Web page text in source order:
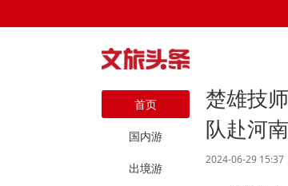
首页
国内游
出境游
楚雄技
队赴河
2024-06-29 15:37